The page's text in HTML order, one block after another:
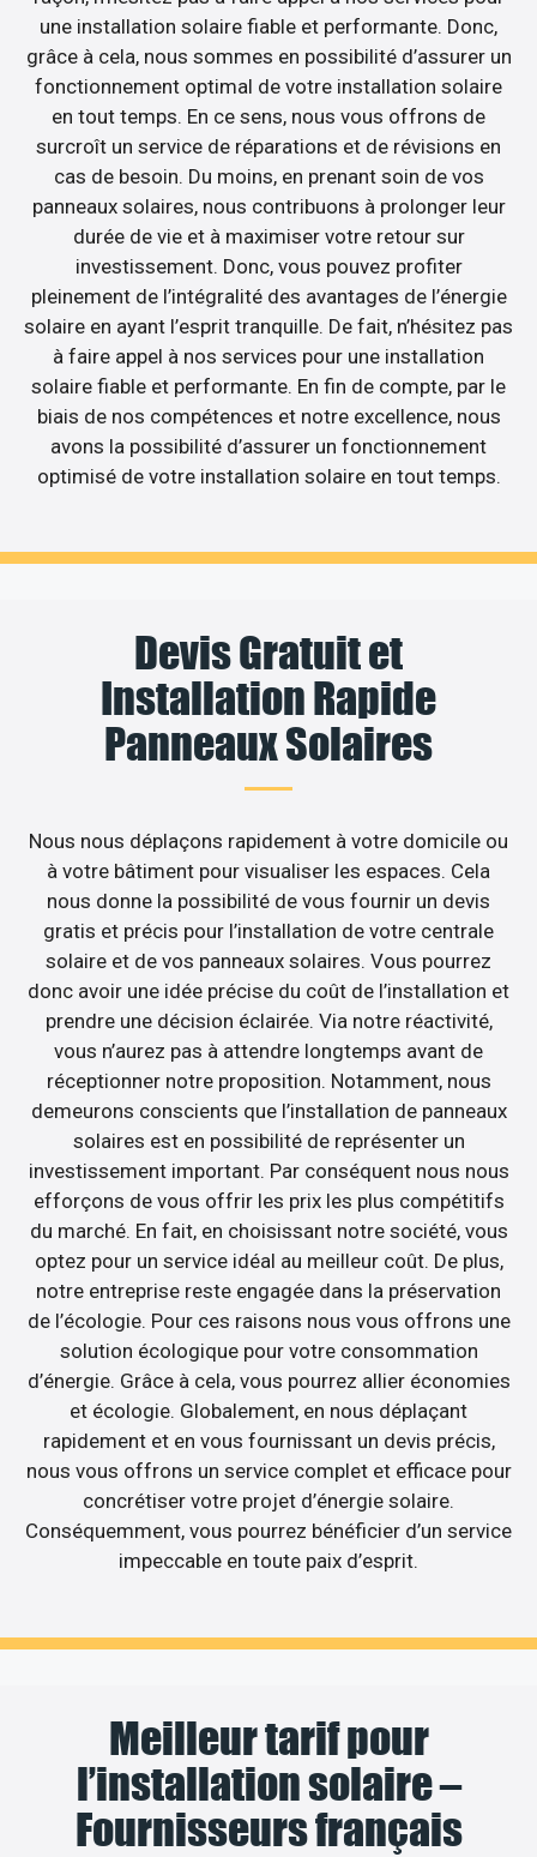
une installation solaire fiable et performante. Donc,
grâce à cela, nous sommes en possibilité d’assurer un
fonctionnement optimal de votre installation solaire
en tout temps. En ce sens, nous vous offrons de
surcroît un service de réparations et de révisions en
cas de besoin. Du moins, en prenant soin de vos
panneaux solaires, nous contribuons à prolonger leur
durée de vie et à maximiser votre retour sur
investissement. Donc, vous pouvez profiter
pleinement de l’intégralité des avantages de l’énergie
solaire en ayant l’esprit tranquille. De fait, n’hésitez pas
à faire appel à nos services pour une installation
solaire fiable et performante. En fin de compte, par le
biais de nos compétences et notre excellence, nous
avons la possibilité d’assurer un fonctionnement
optimisé de votre installation solaire en tout temps.
Devis Gratuit et
Installation Rapide
Panneaux Solaires
Nous nous déplaçons rapidement à votre domicile ou
à votre bâtiment pour visualiser les espaces. Cela
nous donne la possibilité de vous fournir un devis
gratis et précis pour l’installation de votre centrale
solaire et de vos panneaux solaires. Vous pourrez
donc avoir une idée précise du coût de l’installation et
prendre une décision éclairée. Via notre réactivité,
vous n’aurez pas à attendre longtemps avant de
réceptionner notre proposition. Notamment, nous
demeurons conscients que l’installation de panneaux
solaires est en possibilité de représenter un
investissement important. Par conséquent nous nous
efforçons de vous offrir les prix les plus compétitifs
du marché. En fait, en choisissant notre société, vous
optez pour un service idéal au meilleur coût. De plus,
notre entreprise reste engagée dans la préservation
de l’écologie. Pour ces raisons nous vous offrons une
solution écologique pour votre consommation
d’énergie. Grâce à cela, vous pourrez allier économies
et écologie. Globalement, en nous déplaçant
rapidement et en vous fournissant un devis précis,
nous vous offrons un service complet et efficace pour
concrétiser votre projet d’énergie solaire.
Conséquemment, vous pourrez bénéficier d’un service
impeccable en toute paix d’esprit.
Meilleur tarif pour
l’installation solaire –
Fournisseurs français